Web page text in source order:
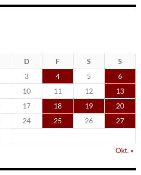
D F S
S
3 4 5
6
10 11 12
13
17 18 19
20
24 25 26
27
Okt. »